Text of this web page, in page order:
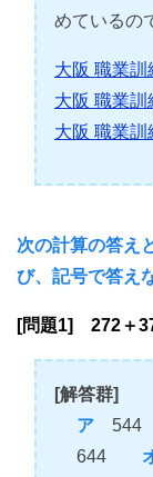
めているの
大阪 職業訓
大阪 職業
大阪 職業
次の計算の答え
び、記号で答え
[問題1] 272＋
[解答群]
ア
644